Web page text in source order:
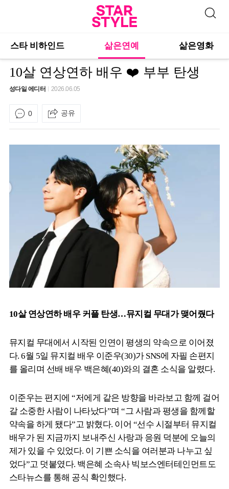
스타 비하인드 삶은연예 삶은영화
10살 연상연하 배우 ❤️ 부부 탄생
성다일 에디터 2026.06.05
0 공유
10살 연상연하 배우 커플 탄생…뮤지컬 무대가 맺어줬다
뮤지컬 무대에서 시작된 인연이 평생의 약속으로 이어졌
다. 6월 5일 뮤지컬 배우 이준우(30)가 SNS에 자필 손편지
를 올리며 선배 배우 백은혜(40)와의 결혼 소식을 알렸다.
이준우는 편지에 “저에게 같은 방향을 바라보고 함께 걸어
갈 소중한 사람이 나타났다”며 “그 사람과 평생을 함께할
약속을 하게 됐다”고 밝혔다. 이어 “선수 시절부터 뮤지컬
배우가 된 지금까지 보내주신 사랑과 응원 덕분에 오늘의
제가 있을 수 있었다. 이 기쁜 소식을 여러분과 나누고 싶
었다”고 덧붙였다. 백은혜 소속사 빅보스엔터테인먼트도
스타뉴스를 통해 공식 확인했다.